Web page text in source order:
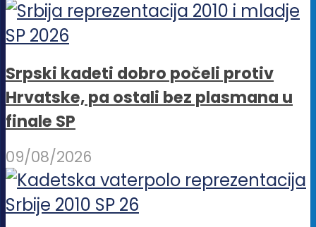
Srpski kadeti dobro počeli protiv
Hrvatske, pa ostali bez plasmana u
finale SP
09/08/2026